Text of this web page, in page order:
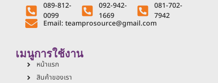
089-812-
0099
092-942-
1669
081-702-
7942
Email: teamprosource@gmail.com
เมนูการใช้งาน
หน้าแรก
สินค้าของเรา